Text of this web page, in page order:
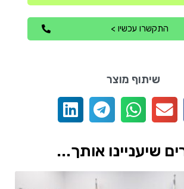
התקשרו עכשיו >
שיתוף מוצר
שיעניינו אותך...